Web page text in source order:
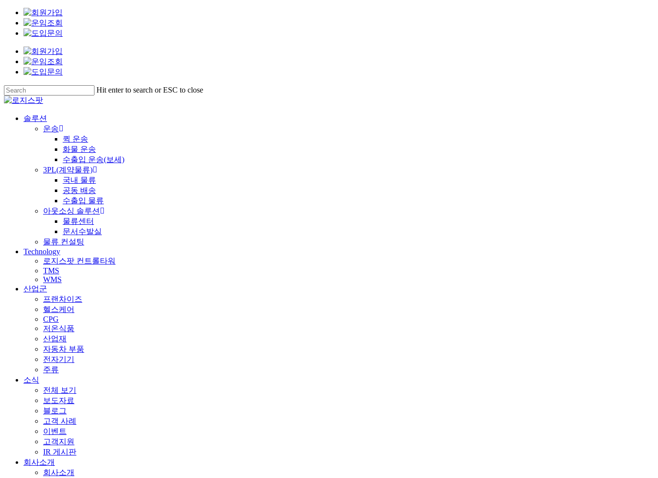
Skip
content
Hit enter to search or ESC to close
Close
Menu
솔루션
운송
퀵 운송
화물 운송
수출입 운송(보세)
3PL(계약물류)
국내 물류
공동 배송
수출입 물류
아웃소싱 솔루션
물류센터
문서수발실
물류 컨설팅
Technology
로지스팟 컨트롤타워
TMS
WMS
산업군
프랜차이즈
헬스케어
CPG
저온식품
산업재
자동차 부품
전자기기
주류
소식
전체 보기
보도자료
블로그
고객 사례
이벤트
고객지원
IR 게시판
회사소개
회사소개